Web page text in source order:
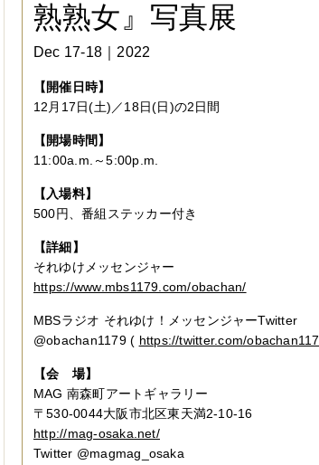
熟熟女』写真展
Dec 17-18｜2022
【開催日時】
12月17日(土)／18日(日)の2日間
【開場時間】
11:00a.m.～5:00p.m.
【入場料】
500円、番組ステッカー付き
【詳細】
それゆけメッセンジャー
https://www.mbs1179.com/obachan/
MBSラジオ それゆけ！メッセンジャーTwitter
@obachan1179 ( https://twitter.com/
【会 場】
MAG 南森町アートギャラリー
〒530-0044大阪市北区東天満2-10-16
http://mag-osaka.net/
Twitter @magmag_osaka